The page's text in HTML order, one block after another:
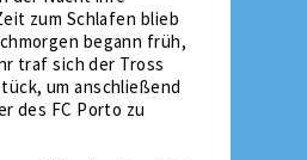
zum Schlafen blieb
begann früh,
traf sich der Tross
um anschließend
des FC Porto zu